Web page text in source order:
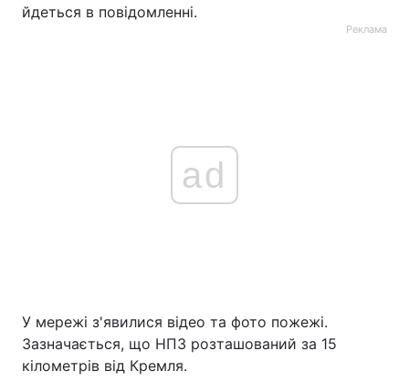
йдеться в повідомленні.
Реклама
ad
У мережі з'явилися відео та фото пожежі.
Зазначається, що НПЗ розташований за 15
кілометрів від Кремля.